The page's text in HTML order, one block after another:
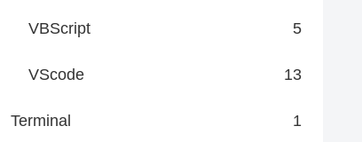
VBScript 5
VScode 13
Terminal 1